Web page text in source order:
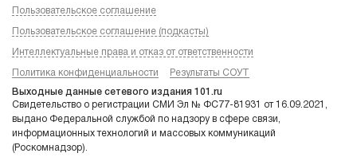
Пользовательское соглашение
Пользовательское соглашение (подкасты)
Интеллектуальные права и отказ от ответственности
Политика конфиденциальности Результаты СОУТ
Выходные данные сетевого издания 101.ru
Свидетельство о регистрации СМИ Эл № ФС77-81931 от 16.09.2021,
выдано Федеральной службой по надзору в сфере связи,
информационных технологий и массовых коммуникаций
(Роскомнадзор).